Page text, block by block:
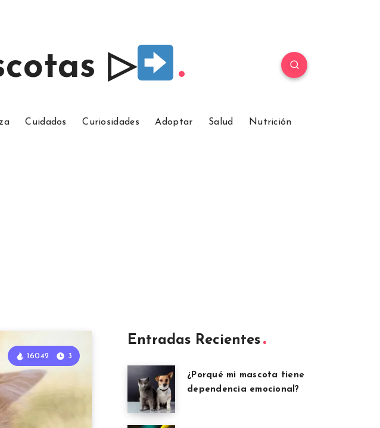
▷
Cuidados Curiosidades Adoptar Salud Nutrición
16042 3
Entradas Recientes
¿Porqué mi mascota tiene
dependencia emocional?